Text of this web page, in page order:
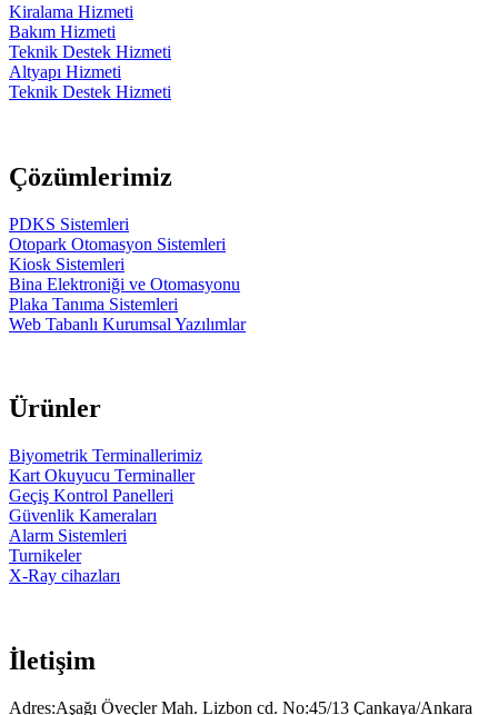
Kiralama Hizmeti
Bakım Hizmeti
Teknik Destek Hizmeti
Altyapı Hizmeti
Teknik Destek Hizmeti
Çözümlerimiz
PDKS Sistemleri
Otopark Otomasyon Sistemleri
Kiosk Sistemleri
Bina Elektroniği ve Otomasyonu
Plaka Tanıma Sistemleri
Web Tabanlı Kurumsal Yazılımlar
Ürünler
Biyometrik Terminallerimiz
Kart Okuyucu Terminaller
Geçiş Kontrol Panelleri
Güvenlik Kameraları
Alarm Sistemleri
Turnikeler
X-Ray cihazları
İletişim
Adres:Aşağı Öveçler Mah. Lizbon cd. No:45/13 Çankaya/Ankara